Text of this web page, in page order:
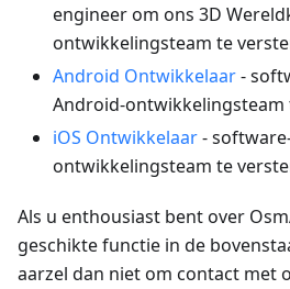
engineer om ons 3D
ontwikkelingsteam te
Android Ontwikkelaar-
Android-ontwikkelingsteam
iOS Ontwikkelaar-
ontwikkelingsteam te
Als u enthousiast bent over
geschikte functie in de
aarzel dan niet om contact met